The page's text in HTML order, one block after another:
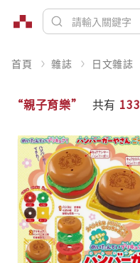
首頁 雜誌 日文雜誌
“親子育樂” 共有 133